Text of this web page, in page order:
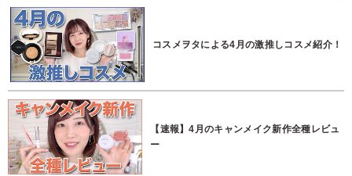
コスメヲタによる4月の激推しコスメ紹介！
【速報】4月のキャンメイク新作全種レビュ
ー